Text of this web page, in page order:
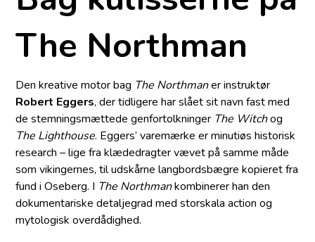
The Northman
Den kreative motor bag The Northmaner instruktør
Robert Eggers, der tidligere har slået sit navn fast med
de stemningsmættede genfortolkninger The Witchog
The Lighthouse. Eggers’ varemærke er minutiøs historisk
research – lige fra klædedragter vævet på samme måde
som vikingernes, til udskårne langbordsbægre kopieret fra
fund i Oseberg. I The Northmankombinerer han den
dokumentariske detaljegrad med stor­skala action og
mytologisk overdådighed.